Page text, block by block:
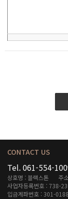
CONTACT US
Tel. 061-554-
상호명 : 블랙스톤
주
사업자등록번호 : 738-
입금계좌번호 : 301-